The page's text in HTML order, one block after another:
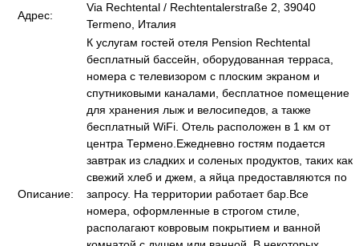
Адрес:
Via Rechtental / Rechtentalerstraße 2, 39040
Termeno, Италия
Описание:
К услугам гостей отеля Pension Rechtental
бесплатный бассейн, оборудованная терраса,
номера с телевизором с плоским экраном и
спутниковыми каналами, бесплатное помещение
для хранения лыж и велосипедов, а также
бесплатный WiFi. Отель расположен в 1 км от
центра Термено.Ежедневно гостям подается
завтрак из сладких и соленых продуктов, таких как
свежий хлеб и джем, а яйца предоставляются по
запросу. На территории работает бар.Все
номера, оформленные в строгом стиле,
располагают ковровым покрытием и ванной